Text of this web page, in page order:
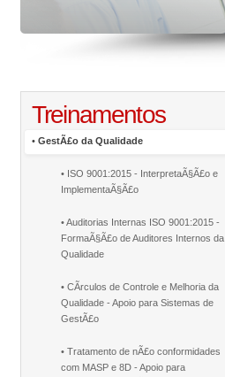
Treinamentos
• GestÃ£o da Qualidade
• ISO 9001:2015 - InterpretaÃ§Ã£o e
ImplementaÃ§Ã£o
• Auditorias Internas ISO 9001:2015 -
FormaÃ§Ã£o de Auditores Internos da
Qualidade
• CÃ­rculos de Controle e Melhoria da
Qualidade - Apoio para Sistemas de
GestÃ£o
• Tratamento de nÃ£o conformidades
com MASP e 8D - Apoio para